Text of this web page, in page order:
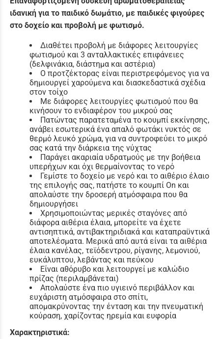
ιδανική για το παιδικό δωμάτιο, με παιδικές φιγούρες
στο δοχείο και προβολή με φωτισμό.
Διαθέτει προβολή με διάφορες λειτουργίες
φωτισμού και 3 ανταλλακτικές επιφάνειες
(δελφινάκια, διάστημα και αστέρια)
Ο προτζέκτορας είναι περιστρεφόμενος για να
δημιουργεί χαρούμενα και διασκεδαστικά σχέδια
στον τοίχο
Με διάφορες λειτουργίες φωτισμού που θα
κινήσουν το ενδιαφέρον του μικρού σας
Πατώντας παρατεταμένα το κουμπί εκκίνησης,
ανάβει εσωτερικά ένα απαλό φωτάκι νυκτός σε
θερμό λευκό χρώμα, για να συντροφεύει το μικρό
σας κατά την διάρκεια της νύχτας
Παράγει ακαριαία υδρατμούς με την βοήθεια
υπερήχων και όχι θερμαίνοντας το νερό
Γεμίστε το δοχείο με νερό και το αιθέριο έλαιο
της επιλογής σας, πατήστε το κουμπί On και
απολαύστε την δροσερή ατμόσφαιρα που θα
δημιουργήσει
Χρησιμοποιώντας μερικές σταγόνες από
διάφορα αιθέρια έλαια, μπορείτε να έχετε
αντισηπτικά, αντιβακτηριδιακά και καταπραϋντικά
αποτελέσματα. Μερικά από αυτά είναι τα αιθέρια
έλαια κανέλας, τεϊόδεντρου, ρίγανης, λεμονιού,
ευκάλυπτου, λεβάντας και πεύκου
Είναι αθόρυβο και λειτουργεί με καλώδιο
πρίζας (περιλαμβάνεται)
Απολαύστε ένα πιο υγιεινό περιβάλλον και
ευχάριστη ατμόσφαιρα στο σπίτι,
απομακρύνοντας την ένταση και την πνευματική
κούραση, χαρίζοντας ηρεμία και ευφορία
Χαρακτηριστικά: